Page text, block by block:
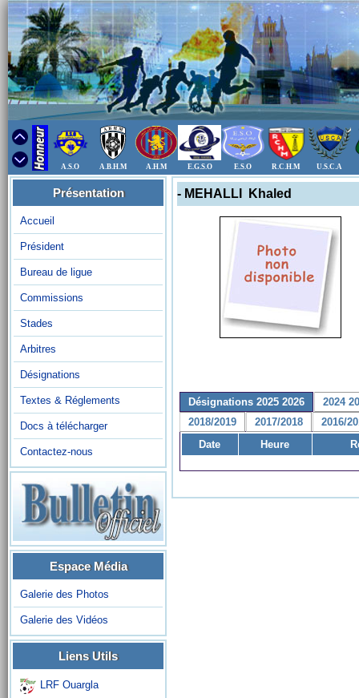
A.S.O A.B.H.M A.H.M E.G.S.O E.S.O R.C.H.M U.S.C.A
Présentation
Accueil
Président
Bureau de ligue
Commissions
Stades
Arbitres
Désignations
Textes & Réglements
Docs à télécharger
Contactez-nous
Espace Média
Galerie des Photos
Galerie des Vidéos
Liens Utils
LRF Ouargla
- MEHALLI Khaled
Désignations 2025 2026
2024
2018/2019
2017/2018
2016/
Date
Heure